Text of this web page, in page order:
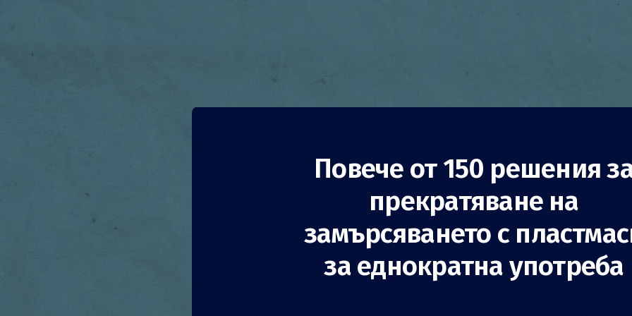
Събития за почистване
от морски отпадъци
Повече от 150 решения
прекратяване на
замърсяването с
за еднократна употреба